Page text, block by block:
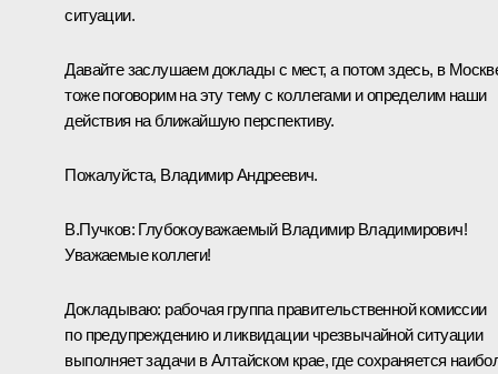
ситуации.
Давайте заслушаем доклады с мест, а потом здесь, в
тоже поговорим на эту тему с коллегами и определим наши
действия на ближайшую перспективу.
Пожалуйста, Владимир Андреевич.
В.Пучков: Глубокоуважаемый Владимир Владимирович!
Уважаемые коллеги!
Докладываю: рабочая группа правительственной комиссии
по предупреждению и ликвидации чрезвычайной ситуации
выполняет задачи в Алтайском крае, где сохраняется